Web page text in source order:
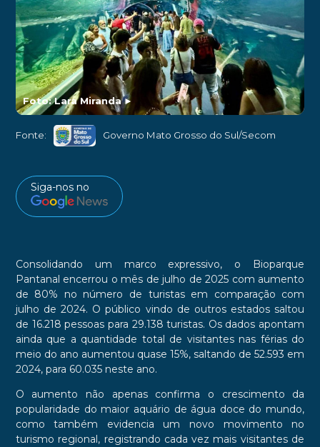
Foto: Lara Miranda►
Fonte: Governo Mato Grosso do Sul/Secom
Siga-nos no
Consolidando um marco expressivo, o Bioparque
Pantanal encerrou o mês de julho de 2025 com aumento
de 80% no número de turistas em comparação com
julho de 2024. O público vindo de outros estados saltou
de 16.218 pessoas para 29.138 turistas. Os dados apontam
ainda que a quantidade total de visitantes nas férias do
meio do ano aumentou quase 15%, saltando de 52.593 em
2024, para 60.035 neste ano.
O aumento não apenas confirma o crescimento da
popularidade do maior aquário de água doce do mundo,
como também evidencia um novo movimento no
turismo regional, registrando cada vez mais visitantes de